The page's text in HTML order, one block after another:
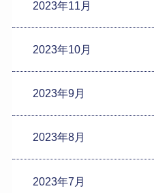
2023年11月
2023年10月
2023年9月
2023年8月
2023年7月